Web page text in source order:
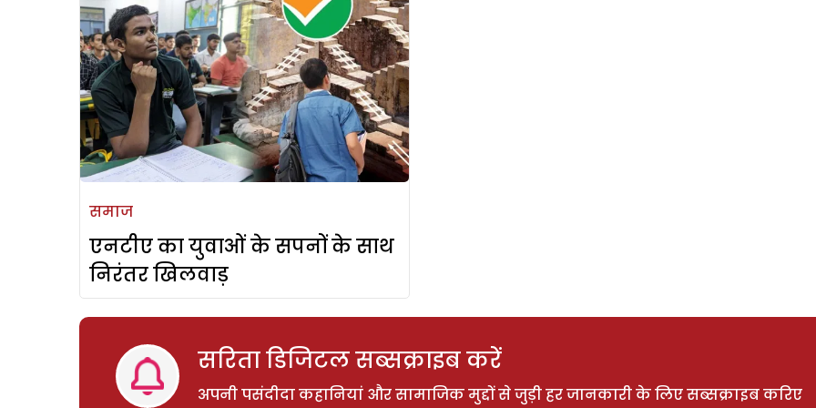
समाज
एनटीए का युवाओं के सपनों के साथ
निरंतर खिलवाड़
सरिता डिजिटल सब्सक्राइब करें
अपनी पसंदीदा कहानियां और सामाजिक मुद्दों से जुड़ी हर जानकारी के लिए सब्सक्राइब करिए